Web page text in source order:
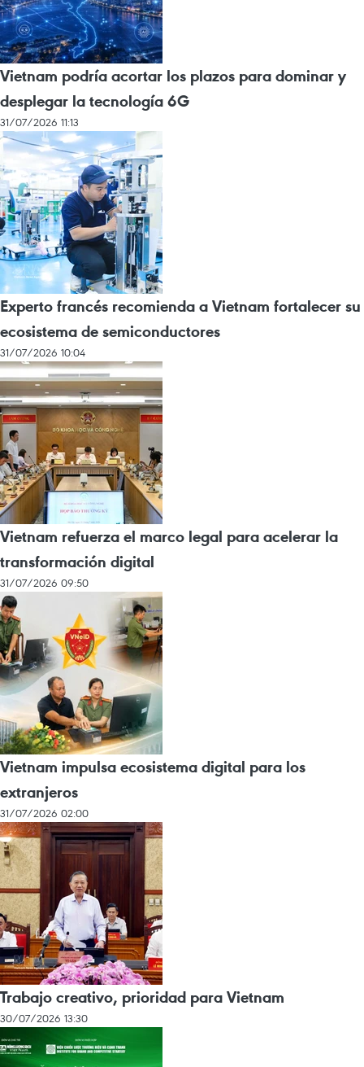
Vietnam podría acortar los plazos para dominar y
desplegar la tecnología 6G
31/07/2026 11:13
Experto francés recomienda a Vietnam fortalecer su
ecosistema de semiconductores
31/07/2026 10:04
Vietnam refuerza el marco legal para acelerar la
transformación digital
31/07/2026 09:50
Vietnam impulsa ecosistema digital para los
extranjeros
31/07/2026 02:00
Trabajo creativo, prioridad para Vietnam
30/07/2026 13:30